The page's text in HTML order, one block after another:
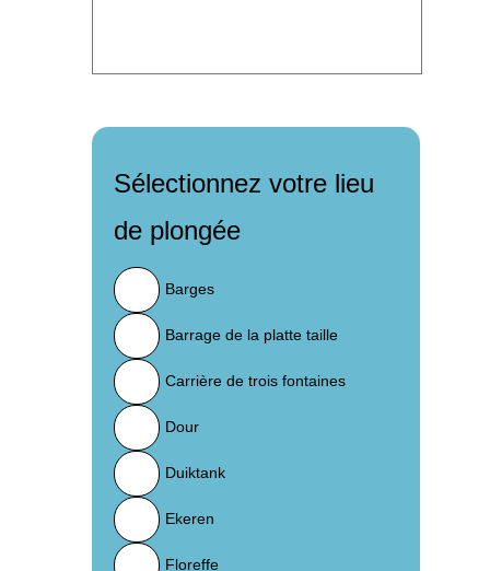
Sélectionnez votre lieu
de plongée
Barges
Barrage de la platte taille
Carrière de trois fontaines
Dour
Duiktank
Ekeren
Floreffe